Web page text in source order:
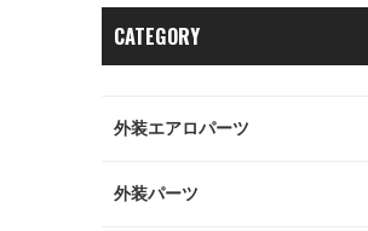
CATEGORY
外装エアロパーツ
外装パーツ